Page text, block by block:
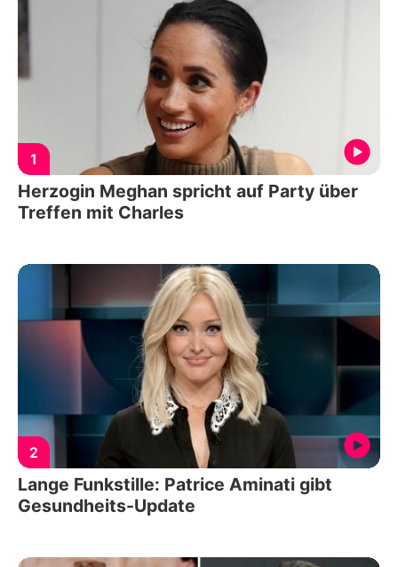
1
Herzogin Meghan spricht auf Party über
Treffen mit Charles
2
Lange Funkstille: Patrice Aminati gibt
Gesundheits-Update